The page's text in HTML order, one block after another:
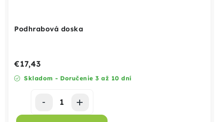
Podhrabová doska
Skladom - Doručenie 3 až 10 dní
€17,43